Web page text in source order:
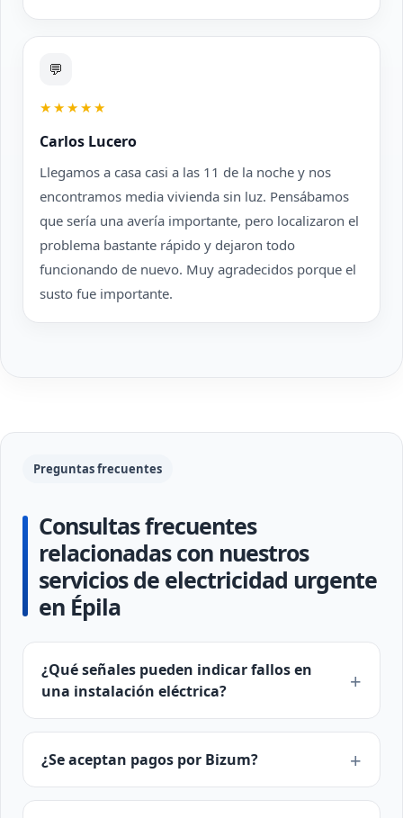
💬
★★★★★
Carlos Lucero
Llegamos a casa casi a las 11 de la noche y nos
encontramos media vivienda sin luz. Pensábamos
que sería una avería importante, pero localizaron el
problema bastante rápido y dejaron todo
funcionando de nuevo. Muy agradecidos porque el
susto fue importante.
Preguntas frecuentes
Consultas frecuentes
relacionadas con nuestros
servicios de electricidad urgente
en Épila
¿Qué señales pueden indicar fallos en
una instalación eléctrica?
¿Se aceptan pagos por Bizum?